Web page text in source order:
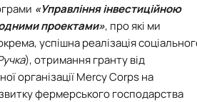
«Управління інвестиційною
проектами», про які ми
успішна реалізація
), отримання гранту від
організації Mercy Corps на
фермерського господарства